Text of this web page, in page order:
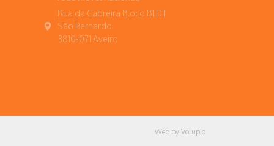
Rua da Cabreira Bloco B1 DT
São Bernardo
3810-071 Aveiro
Web by Volupio